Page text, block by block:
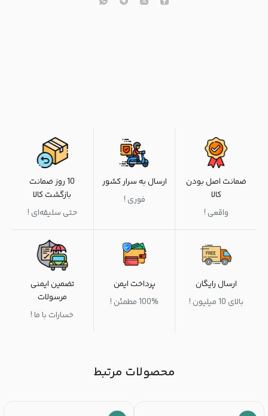
ضمانت اصل بودن
کالا
واقعی !
ارسال به سرار کشور
فوری !
10 روز ضمانت
بازگشت کالا
حتی سلیقه‌ای !
ارسال رایگان
بالای 10 میلیون !
پرداخت ایمن
100% مطمئن !
تضمین ایمنی
مرسولات
خسارات با ما !
محصولات مرتبط